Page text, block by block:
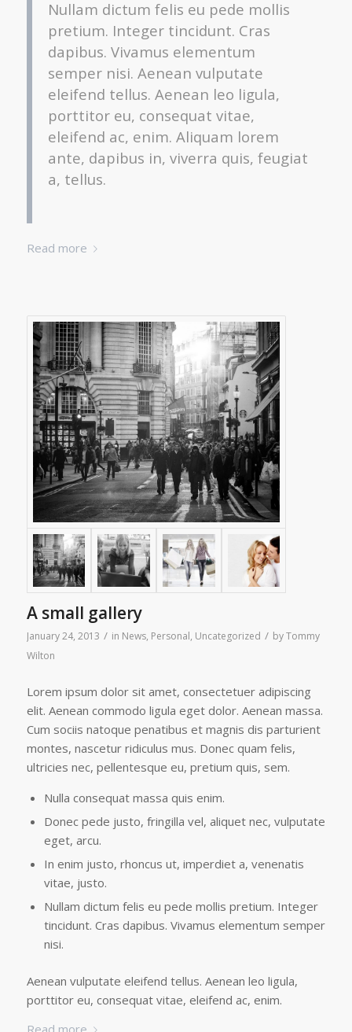
Nullam dictum felis eu pede mollis
pretium. Integer tincidunt. Cras
dapibus. Vivamus elementum
semper nisi. Aenean vulputate
eleifend tellus. Aenean leo ligula,
porttitor eu, consequat vitae,
eleifend ac, enim. Aliquam lorem
ante, dapibus in, viverra quis, feugiat
a, tellus.
Read more
A small gallery
January 24, 2013 / in News, Personal, Uncategorized / byTommy
Wilton
Lorem ipsum dolor sit amet, consectetuer adipiscing
elit. Aenean commodo ligula eget dolor. Aenean massa.
Cum sociis natoque penatibus et magnis dis parturient
montes, nascetur ridiculus mus. Donec quam felis,
ultricies nec, pellentesque eu, pretium quis, sem.
Nulla consequat massa quis enim.
Donec pede justo, fringilla vel, aliquet nec, vulputate
eget, arcu.
In enim justo, rhoncus ut, imperdiet a, venenatis
vitae, justo.
Nullam dictum felis eu pede mollis pretium. Integer
tincidunt. Cras dapibus. Vivamus elementum semper
nisi.
Aenean vulputate eleifend tellus. Aenean leo ligula,
porttitor eu, consequat vitae, eleifend ac, enim.